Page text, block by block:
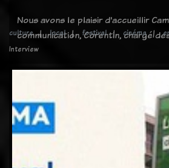
Nous avons le plaisir d'accueillir
communication, Corentin, chargé
culture local festival cinéma
Interview